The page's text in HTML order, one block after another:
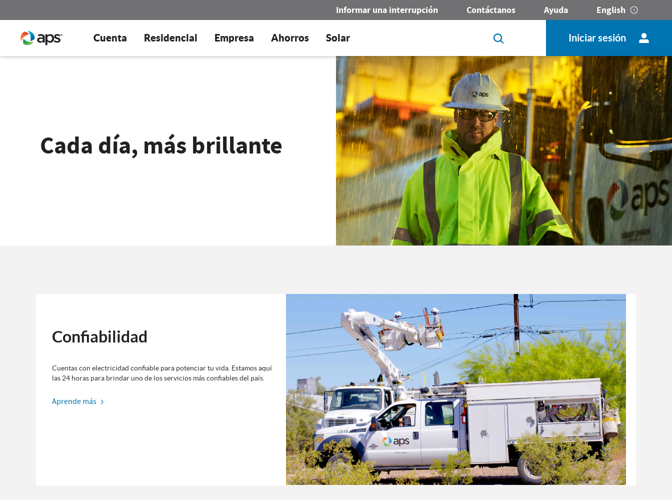
Informar una interrupción Contáctanos Ayuda English
Cuenta Residencial Empresa Ahorros Solar Iniciar sesión
Cada día, más brillante
Confiabilidad
Cuentas con electricidad confiable para potenciar tu vida. Estamos aquí
las 24 horas para brindar uno de los servicios más confiables del país.
Aprende más